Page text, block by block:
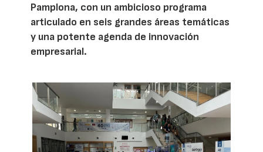
Pamplona, con un ambicioso programa
articulado en seis grandes áreas temáticas
y una potente agenda de innovación
empresarial.